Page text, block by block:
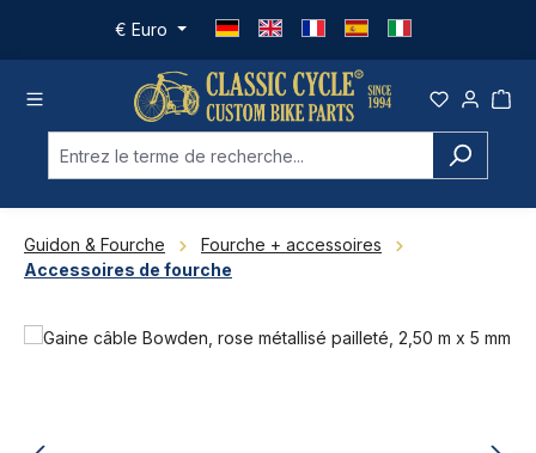
Passer au contenu principal
€ Euro
Guidon & Fourche
Fourche + accessoires
Accessoires de fourche
Ignorer la galerie d'images